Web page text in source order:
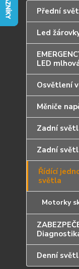
Přední
Led
LED
Osvětlení
Měniče
Zadní
Zadní
Řídící
světla
Motorky
Denní